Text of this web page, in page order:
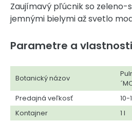
Zaujímavý pľúcnik so
jemnými bielymi až svetlo
Parametre a vlastnosti
Botanický názov
Predajná veľkosť
10-
Kontajner
1 l